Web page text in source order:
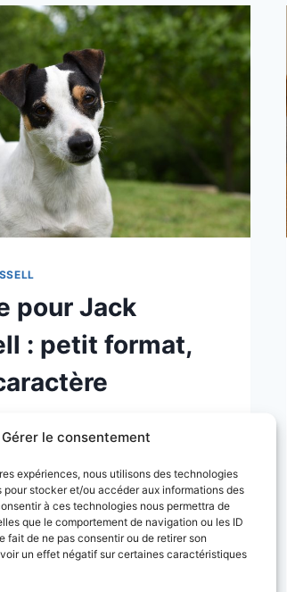
Gérer le consentement
expériences, nous utilisons des technologies
pour stocker et/ou accéder aux informations des
à ces technologies nous permettra de
que le comportement de navigation ou les ID
fait de ne pas consentir ou de retirer son
un effet négatif sur certaines caractéristiques
pour Jack
: petit format,
kilos, mais dans sa tête, c’est
chasseur de renard
fougueux, malin et têtu
mule. Le genre de chien qui
et qui part. D’où